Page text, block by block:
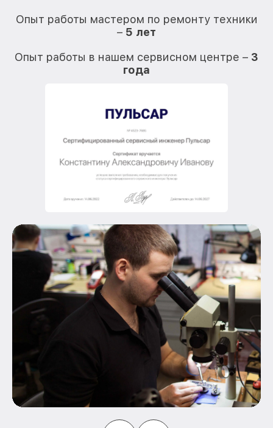
Опыт работы мастером по ремонту техники
– 5 лет
Опыт работы в нашем сервисном центре – 3
года